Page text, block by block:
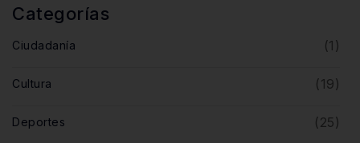
Categorías
Ciudadanía (1)
Cultura (19)
Deportes (25)